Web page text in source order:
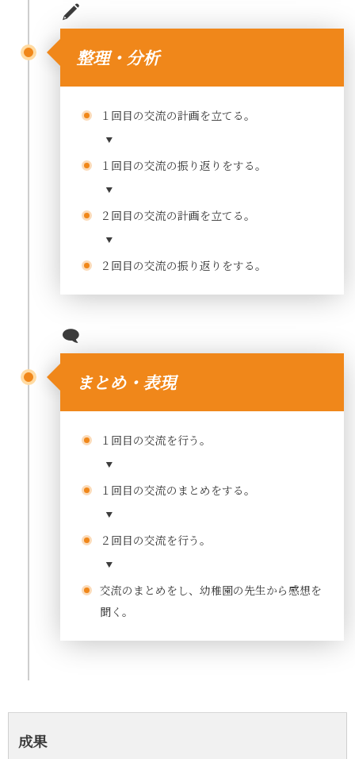
整理・分析
１回目の交流の計画を立てる。
１回目の交流の振り返りをする。
２回目の交流の計画を立てる。
２回目の交流の振り返りをする。
まとめ・表現
１回目の交流を行う。
１回目の交流のまとめをする。
２回目の交流を行う。
交流のまとめをし、幼稚園の先生から感想を
聞く。
成果